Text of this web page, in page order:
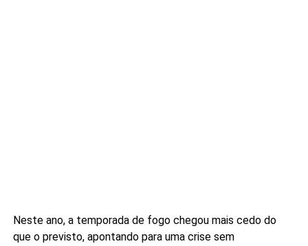
Neste ano, a temporada de fogo chegou mais cedo do
que o previsto, apontando para uma crise sem